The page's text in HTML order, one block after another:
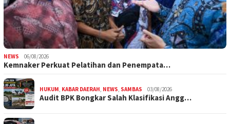
NEWS 06/08/2026
Kemnaker Perkuat Pelatihan dan Penempata…
HUKUM, KABAR DAERAH, NEWS, SAMBAS 03/08/2026
Audit BPK Bongkar Salah Klasifikasi Angg…